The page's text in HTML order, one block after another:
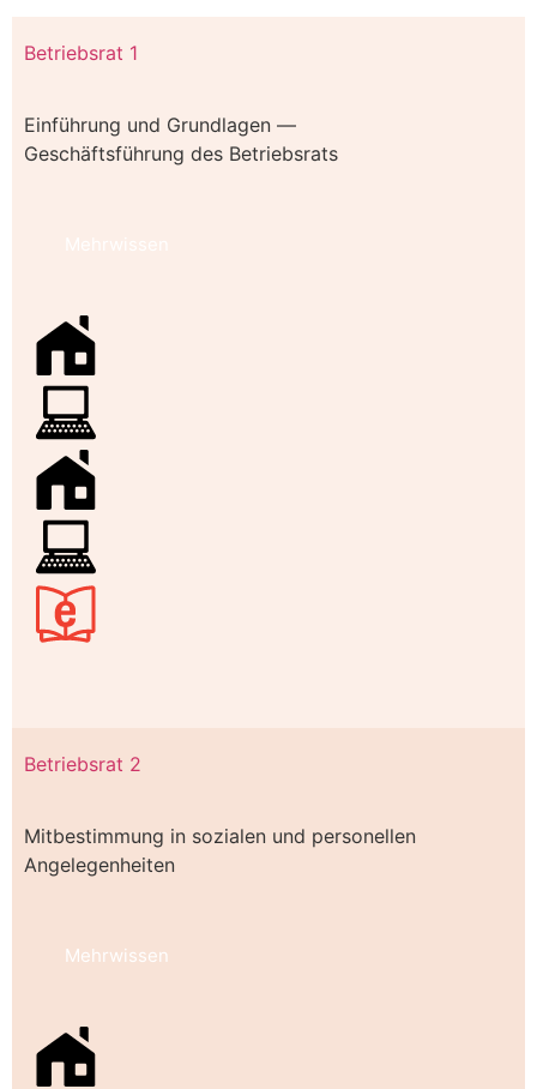
Betriebsrat 1
Einführung und Grundlagen —
Geschäftsführung des Betriebsrats
Betriebsrat 2
Mitbestimmung in sozialen und personellen
Angelegenheiten
Mehrwissen